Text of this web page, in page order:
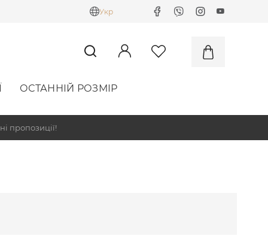
Укр
ОСТАННІЙ РОЗМІР
пропозиції!